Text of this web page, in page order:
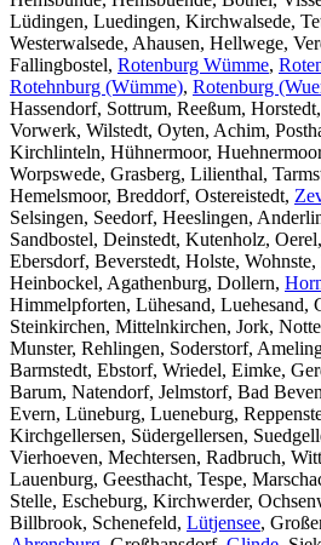
Lüdingen, Luedingen, Kirchwalsede,
Westerwalsede, Ahausen, Hellwege,
Fallingbostel, Rotenburg Wümme,
Rotehnburg (Wümme), Rotenburg
Hassendorf, Sottrum, Reeßum,
Vorwerk, Wilstedt, Oyten, Achim,
Kirchlinteln, Hühnermoor,
Worpswede, Grasberg, Lilienthal,
Hemelsmoor, Breddorf, Ostereistedt,
Selsingen, Seedorf, Heeslingen,
Sandbostel, Deinstedt, Kutenholz,
Ebersdorf, Beverstedt, Holste,
Heinbockel, Agathenburg, Dollern,
Himmelpforten, Lühesand, Luehesand,
Steinkirchen, Mittelnkirchen, Jork,
Munster, Rehlingen, Soderstorf,
Barmstedt, Ebstorf, Wriedel, Eimke,
Barum, Natendorf, Jelmstorf, Bad
Evern, Lüneburg, Lueneburg,
Kirchgellersen, Südergellersen,
Vierhoeven, Mechtersen, Radbruch,
Lauenburg, Geesthacht, Tespe,
Stelle, Escheburg, Kirchwerder,
Billbrook, Schenefeld, Lütjensee,